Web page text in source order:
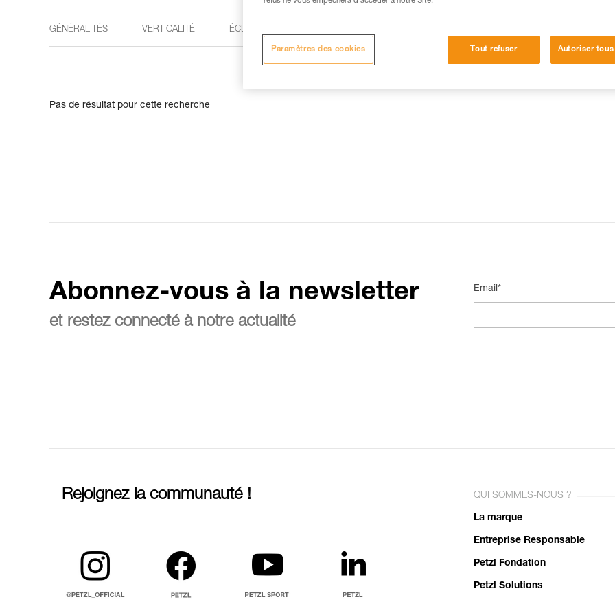
GÉNÉRALITÉS VERTICALITÉ ÉCLAIRAGE
Pas de résultat pour cette recherche
Abonnez-vous à la newsletter
et restez connecté à notre actualité
Email*
Rejoignez la communauté ! QUI SOMMES-NOUS ?
La marque
Entreprise Responsable
Petzl Fondation
Petzl Solutions
Tout refuser Autoriser
Paramètres des cookies